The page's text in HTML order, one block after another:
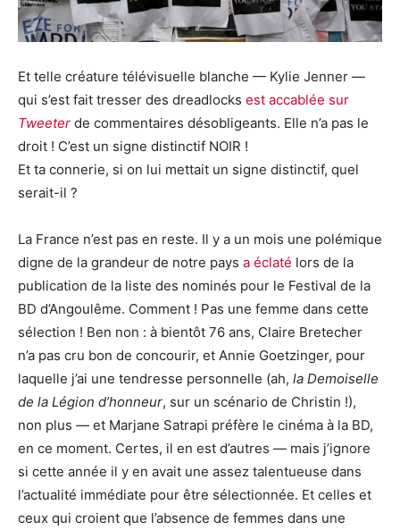
Et telle créature télévisuelle blanche — Kylie Jenner —
qui s’est fait tresser des dreadlocks est accablée sur
Tweeter de commentaires désobligeants. Elle n’a pas le
droit ! C’est un signe distinctif NOIR !
Et ta connerie, si on lui mettait un signe distinctif, quel
serait-il ?
La France n’est pas en reste. Il y a un mois une polémique
digne de la grandeur de notre pays a éclaté lors de la
publication de la liste des nominés pour le Festival de la
BD d’Angoulême. Comment ! Pas une femme dans cette
sélection ! Ben non : à bientôt 76 ans, Claire Bretecher
n’a pas cru bon de concourir, et Annie Goetzinger, pour
laquelle j’ai une tendresse personnelle (ah, la Demoiselle
de la Légion d’honneur, sur un scénario de Christin !),
non plus — et Marjane Satrapi préfère le cinéma à la BD,
en ce moment. Certes, il en est d’autres — mais j’ignore
si cette année il y en avait une assez talentueuse dans
l’actualité immédiate pour être sélectionnée. Et celles et
ceux qui croient que l’absence de femmes dans une